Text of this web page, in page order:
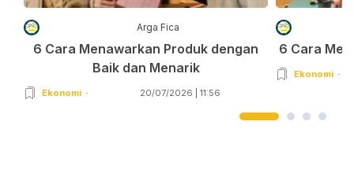
Arga Fica
6 Cara Menawarkan Produk dengan
Baik dan Menarik
Ekonomi 20/07/2026 | 11:56
6 Cara
Ekonomi